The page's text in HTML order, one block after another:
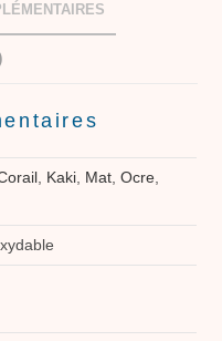
Kaki Mat ,Ocre